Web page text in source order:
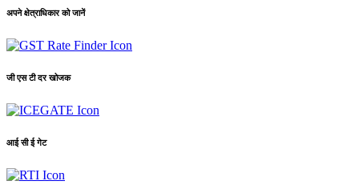
अपने क्षेत्राधिकार को जानें
जी एस टी दर खोजक
आई सी ई गेट